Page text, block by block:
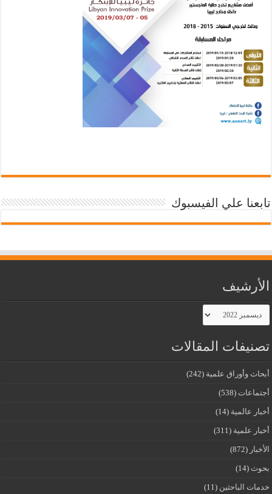
تابعنا علي الفيسبوك
الأرشيف
الأرشيف
تصنيفات المقالات
أبحاث وأوراق علمية (242)
أجتماعات (538)
أخبار عالمية (14)
أخبار علمية (311)
الأخبار (872)
بحوث (14)
خدمات الباحثين (11)